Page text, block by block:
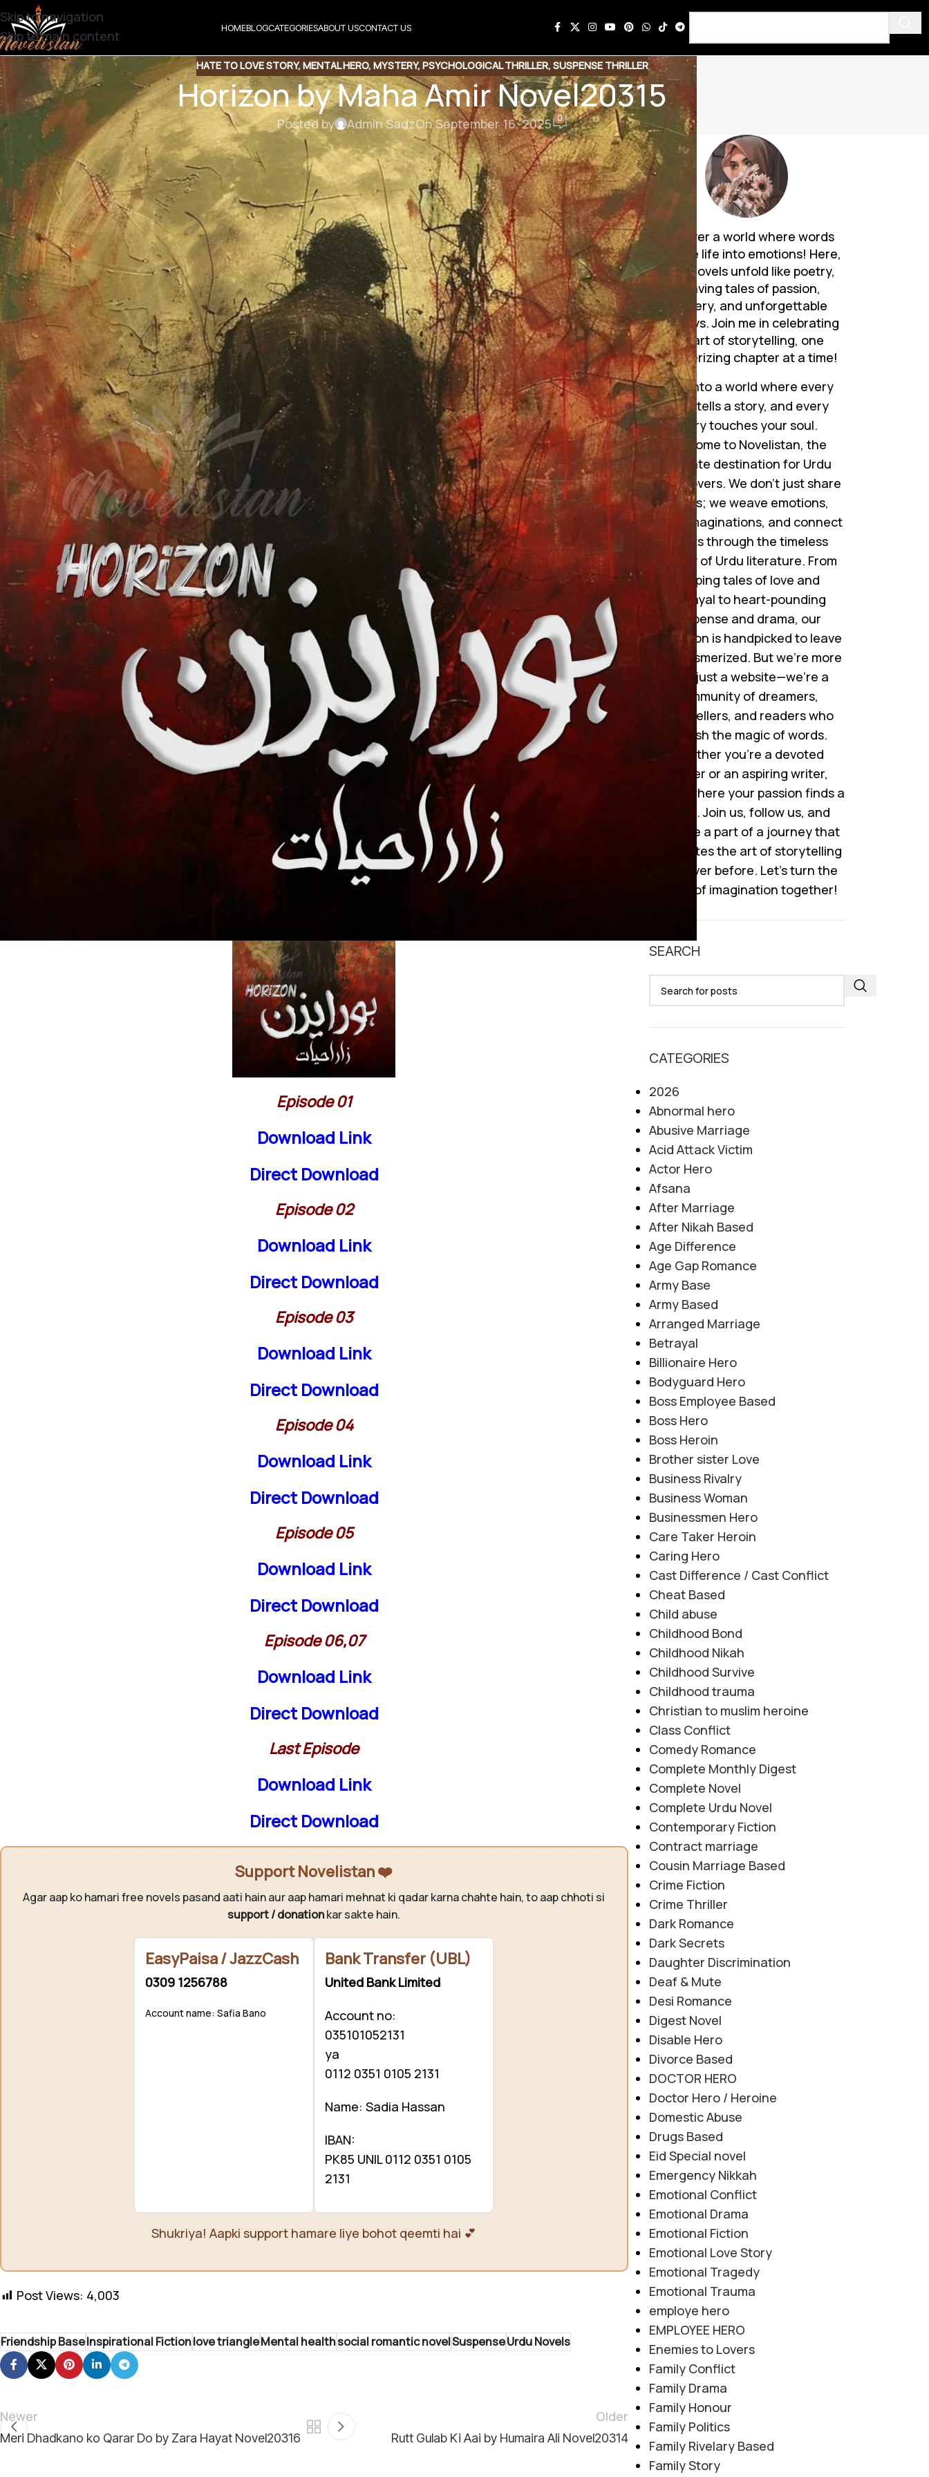
Skip to navigation
Skip to main content
HOMEBLOGCATEGORIESABOUT USCONTACT US
HATE TO LOVE STORY, MENTAL HERO, MYSTERY, PSYCHOLOGICAL THRILLER, SUSPENSE THRILLER
Horizon by Maha Amir Novel20315
Posted by Admin SadzOn September 16, 2025 0
Share this Novel
Share QR Share Link Copy Code
Horizon by Maha Amir
Social commentary | Mental health | Self Assessment | Friendship Love
Trope: Academic Rivals | Childhood Love
Description
ہورائزن اُن سماجی معیارات کے گرد گھومتی ہے جنہیں بچپن سے ہمارے سامنے مذہبی عقائد کے طور پر پیش کیا گیا ہے ۔
عقائد اس قدر مضبوط کہ یہ ہماری شناخت اور ذہنی صحت کو تباہ کرنے کی سقت رکھتے ہیں ۔
یہ دو کرداروں کی کہانی ہے۔ حلیمہ٬ ایک ڈسفنکشنل فیملی سے آنے والی لڑکی جو شناخت کے بحران کا شکار اپنی قدر و قیمت کے پیچھے بھاگ رہی ہے
۔ اور حیدر٬ جس نے محبت میں خود کو ہی کھو دیا ہے۔کیا یہ کبھی کہیں مل پائیں گے…
SNEAK PEAK
کیا۔”کسے ڈھونڈ رہے ہو؟“ کہتے وہ اپنی سیٹ سے کھڑا ہوا اور ساتھ حیدر کو بھی باہر جانے کا اشارہ کیا۔ ”نورے کو “حیدر کے جواب پر سلیمان نے
اُسے جانچتی نظروں سے دیکھا۔ ”کیوں؟“ ”وہ حلیمہ کا نمبر مانگنا تھا مجھے۔“ ” اچانک وہ کہاں سے یاد آگئی تمہیں؟“ چیدر نے اک گہرا سانس کھینچتے اُسے
ساری بات بتا دی۔ ”مجھے حلیمہ سے معافی مانگنی ہے۔“ چلتے ہوئے وہ دونوں اب سکول کے قدرے ویرانے حصے میں آچکے تھے۔ سلیمان نے کچھ
لمحے گہری نظروں سے حیدر کا چہرہ دیکھا ”تین سال سے زائد ہو چکا ہے حیدر۔مجھے نہیں لگتا حلیمہ کو اب اس سب سے کچھ خاص فرق پڑے گا۔“ ”
لیکن مجھے فرق پڑ رہا ہے۔ میں اِس گلٹ کے ساتھ نہیں رہ سکتا۔“ سلیمان کچھ پل اُسے دیکھتا رہا پھر تاسف سے گردن ہلاتے بولا ”پہلے تمہیں اُس
کے آنسوؤں کی وجہ چاہیے تھی وہ مل گئی تو اِس گلٹ میں مبتلا ہوگئے ہو یہ ختم ہو جائے گا تو تم اُس سے جُڑی کوئی اور چیز پکڑ کر سالوں گزار دو
گے۔“ ” کیا مطلب ہے تمہارا؟“ حیدر اُس کی بات پر الجھا تھا۔
“The problem isn’t Haleema. It’s in you Haider.
مسئلہ حلیمہ نہیں ہے۔ مسئلہ تمہارے اپنے اندر ہے حیدر۔تم اُسے پسند کرتے ہو اور ہو تمہارے آس پاس موجود نہیں ہے تبھی تم بہانے تلاش
کرتے ہو اُ س سے جُڑا رہنے کے لیے۔بات صرف اتنی سی ہے۔“ حیدر نے شکست خوردہ انداز میں سِر پیچھے موجود ستون سے ٹکا دیا۔ کچھ دیر یونہی
آنکھیں بند کیے کھڑا رہا ”میں کیا کروں اب؟اُس سی معافی مانگوں؟“ اُسی حالت میں کھڑے اُس نے سلیمان سے مشورا مانگا۔”ہاں اگر معافی مانگنے کے
بعد تم اپنی پسندیدگی کا اظہار کر سکتے ہو تو ضرور۔“ حیدر نے جٹ سے آنکھیں کھولے اُسے ملامتی نظروں سے دیکھا۔ ” اور وہ جیسے یہ مان لے گی۔“
استزائیہ لہجے میں کہتے حیدر نے سر جھٹکا۔”موو اَن دن۔ مت سوچا کرو اُس کے بارے میں۔“ کہتے ساتھ سلیمان نے حیدر کے کندھوں پر اپنا بازو
پھیلایا اور اُسے لیے آگے کی جانب بڑھنے لگا۔ ”یہ اتنا کوئی مشکل کام نہیں ہے۔ ایک چھوٹا سا کرش تو تھا تمہیں بس… یا پھر اُس سے کچھ زیادہ؟“
حیدر کو ہنوز خاموش پاکر سلیمان بولا۔حیدر نے فورا گردن نفی میں ہلاتے اِس بات کو رد کیا تھا۔ ”ویسے تمہارے اِس تجربے سے میں نے ایک سبق
سیکھا ہے۔“ سلیمان کے کہنے پر حیدر نے کھوجتی نظریں اُس پر گاڑیں۔ ” کسی کی توجہ پانے کے لیے اُسے ستانا خاصی بیوقوفانہ ترکیب ہے۔“ مسکراتا
وہ اب حیدر کو چھیڑا تھا۔ ”میں پہلی ہی بہت پریشان ہوں تم اپنا منھ بند نہیں رکھ سکتے۔“ حیدر نے اُسے گھورتے ہوئے کہا تھا۔
Episode 01
Download Link
Direct Download
Episode 02
Download Link
Direct Download
Episode 03
Download Link
Direct Download
Episode 04
Download Link
Direct Download
Episode 05
Download Link
Direct Download
Episode 06,07
Download Link
Direct Download
Last Episode
Download Link
Direct Download
Support Novelistan ❤️
Agar aap ko hamari free novels pasand aati hain aur aap hamari mehnat ki qadar karna chahte hain, to aap chhoti si
support / donationkar sakte hain.
EasyPaisa / JazzCash
0309 1256788
Account name: Safia Bano
Bank Transfer (UBL)
United Bank Limited
Account no:
035101052131
ya
0112 0351 0105 2131
Name: Sadia Hassan
IBAN:
PK85 UNIL 0112 0351 0105
2131
Shukriya! Aapki support hamare liye bohot qeemti hai 💕
Post Views: 4,003
Friendship BaseInspirational Fictionlove triangleMental healthsocial romantic novelSuspenseUrdu Novels
Newer
Meri Dhadkano ko Qarar Do by Zara Hayat Novel20316
Older
Rutt Gulab Ki Aai by Humaira Ali Novel20314
Discover a world where words
breathe life into emotions! Here,
Urdu novels unfold like poetry,
weaving tales of passion,
mystery, and unforgettable
journeys. Join me in celebrating
the art of storytelling, one
mesmerizing chapter at a time!
Step into a world where every
word tells a story, and every
story touches your soul.
Welcome to Novelistan, the
ultimate destination for Urdu
novel lovers. We don’t just share
novels; we weave emotions,
ignite imaginations, and connect
hearts through the timeless
beauty of Urdu literature. From
gripping tales of love and
betrayal to heart-pounding
suspense and drama, our
collection is handpicked to leave
you mesmerized. But we’re more
than just a website—we’re a
community of dreamers,
storytellers, and readers who
cherish the magic of words.
Whether you’re a devoted
reader or an aspiring writer,
here’s where your passion finds a
home. Join us, follow us, and
become a part of a journey that
celebrates the art of storytelling
like never before. Let’s turn the
pages of imagination together!
SEARCH
CATEGORIES
2026
Abnormal hero
Abusive Marriage
Acid Attack Victim
Actor Hero
Afsana
After Marriage
After Nikah Based
Age Difference
Age Gap Romance
Army Base
Army Based
Arranged Marriage
Betrayal
Billionaire Hero
Bodyguard Hero
Boss Employee Based
Boss Hero
Boss Heroin
Brother sister Love
Business Rivalry
Business Woman
Businessmen Hero
Care Taker Heroin
Caring Hero
Cast Difference / Cast Conflict
Cheat Based
Child abuse
Childhood Bond
Childhood Nikah
Childhood Survive
Childhood trauma
Christian to muslim heroine
Class Conflict
Comedy Romance
Complete Monthly Digest
Complete Novel
Complete Urdu Novel
Contemporary Fiction
Contract marriage
Cousin Marriage Based
Crime Fiction
Crime Thriller
Dark Romance
Dark Secrets
Daughter Discrimination
Deaf & Mute
Desi Romance
Digest Novel
Disable Hero
Divorce Based
DOCTOR HERO
Doctor Hero / Heroine
Domestic Abuse
Drugs Based
Eid Special novel
Emergency Nikkah
Emotional Conflict
Emotional Drama
Emotional Fiction
Emotional Love Story
Emotional Tragedy
Emotional Trauma
employe hero
EMPLOYEE HERO
Enemies to Lovers
Family Conflict
Family Drama
Family Honour
Family Politics
Family Rivelary Based
Family Story